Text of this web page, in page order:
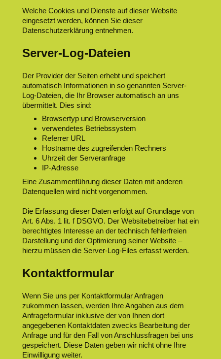
Welche Cookies und Dienste auf dieser Website
eingesetzt werden, können Sie dieser
Datenschutzerklärung entnehmen.
Server-Log-Dateien
Der Provider der Seiten erhebt und speichert
automatisch Informationen in so genannten Server-
Log-Dateien, die Ihr Browser automatisch an uns
übermittelt. Dies sind:
Browsertyp und Browserversion
verwendetes Betriebssystem
Referrer URL
Hostname des zugreifenden Rechners
Uhrzeit der Serveranfrage
IP-Adresse
Eine Zusammenführung dieser Daten mit anderen
Datenquellen wird nicht vorgenommen.
Die Erfassung dieser Daten erfolgt auf Grundlage von
Art. 6 Abs. 1 lit. f DSGVO. Der Websitebetreiber hat ein
berechtigtes Interesse an der technisch fehlerfreien
Darstellung und der Optimierung seiner Website –
hierzu müssen die Server-Log-Files erfasst werden.
Kontaktformular
Wenn Sie uns per Kontaktformular Anfragen
zukommen lassen, werden Ihre Angaben aus dem
Anfrageformular inklusive der von Ihnen dort
angegebenen Kontaktdaten zwecks Bearbeitung der
Anfrage und für den Fall von Anschlussfragen bei uns
gespeichert. Diese Daten geben wir nicht ohne Ihre
Einwilligung weiter.